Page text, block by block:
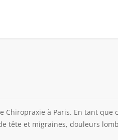
Chiropraxie à Paris. En tant
tête et migraines, douleurs